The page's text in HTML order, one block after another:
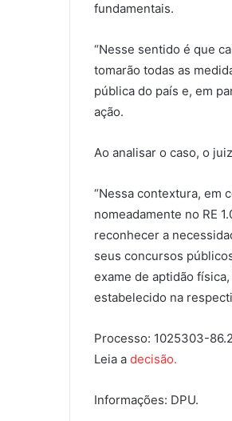
fundamentais.
“Nesse sentido é que
tomarão todas as
pública do país e, em
ação.
Ao analisar o caso, o
“Nessa contextura, em
nomeadamente no RE
reconhecer a
seus concursos
exame de aptidão
estabelecido na
Processo: 1025303-
Leia a decisão.
Informações: DPU.